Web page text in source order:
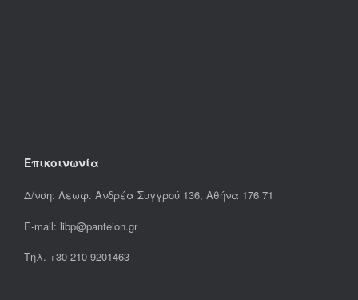
Επικοινωνία
Δ/νση: Λεωφ. Ανδρέα Συγγρού 136, Αθήνα 176 71
E-mail: libp@panteion.gr
Τηλ. +30 210-9201463